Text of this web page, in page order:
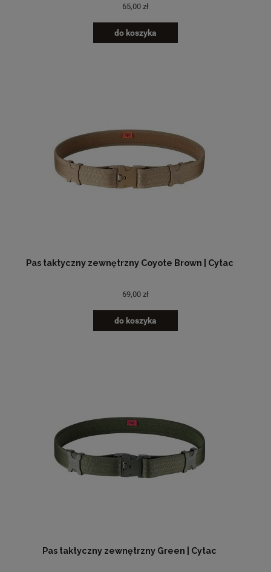
65,00 zł
do koszyka
Pas taktyczny zewnętrzny Coyote Brown | Cytac
69,00 zł
do koszyka
Pas taktyczny zewnętrzny Green | Cytac